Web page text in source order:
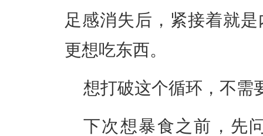
足感消失后，紧接着就
更想吃东西。
想打破这个循环，不需
下次想暴食之前，先